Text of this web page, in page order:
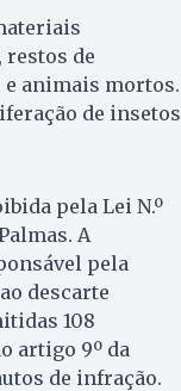
restos de
animais mortos.
de insetos
pela Lei N.º
A
pela
descarte
108
artigo 9º da
de infração.